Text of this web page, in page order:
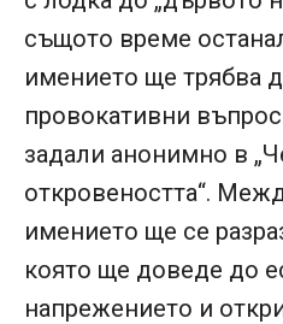
същото време
имението ще трябва
провокативни
задали анонимно в
откровеността“.
имението ще се
която ще доведе до
напрежението и